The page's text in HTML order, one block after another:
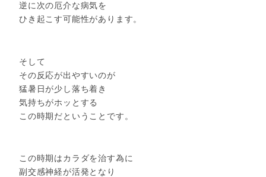
逆に次の厄介な病気を
ひき起こす可能性があります。
そして
その反応が出やすいのが
猛暑日が少し落ち着き
気持ちがホッとする
この時期だということです。
この時期はカラダを治す為に
副交感神経が活発となり